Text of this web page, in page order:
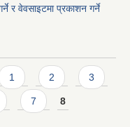
र वेवसाइटमा प्रकाशन गर्ने
1 2 3
7 8